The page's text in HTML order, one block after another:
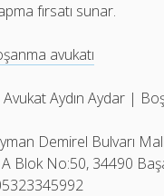
fırsatı sunar.
avukatı
Avukat Aydın Aydar |
Demirel Bulvarı
Blok No:50, 34490